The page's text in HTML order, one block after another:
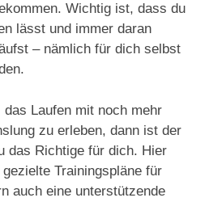
Wichtig ist, dass du
lässt und immer daran
– nämlich für dich selbst
Laufen mit noch mehr
zu erleben, dann ist der
das Richtige für dich. Hier
Trainingspläne für
auch eine unterstützende